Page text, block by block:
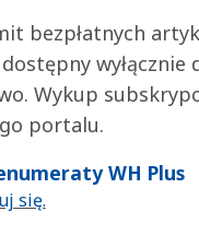
bezpłatnych
wyłącznie
Wykup
portalu.
WH Plus
się.